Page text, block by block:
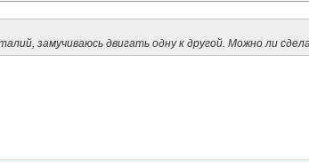
замучиваюсь двигать одну к другой. Можно ли